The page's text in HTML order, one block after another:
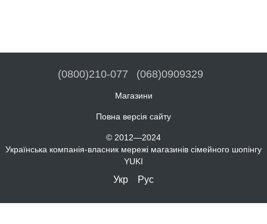
(0800)210-077 (068)0909329
Магазини
Повна версія сайту
© 2012—2024
Українська компанія-власник мережі магазинів сімейного шопінгу
YUKI
Укр Рус